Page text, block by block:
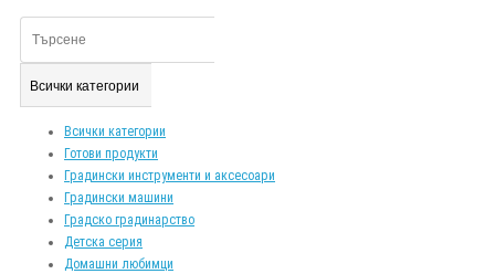
Всички категории
Всички категории
Готови продукти
Градински инструменти и аксесоари
Градински машини
Градско градинарство
Детска серия
Домашни любимци